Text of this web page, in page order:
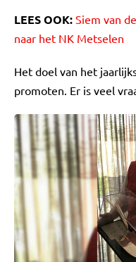
LEES OOK: Siem van
naar het NK Metselen
Het doel van het
promoten. Er is veel